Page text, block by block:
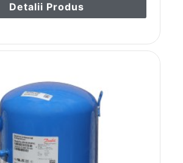
Detalii Produs